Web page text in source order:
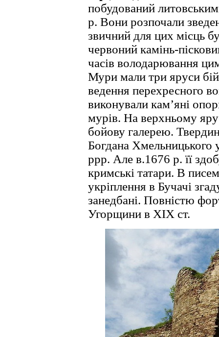
побудований
р. Вони розпочали
звичний для цих місць
червоний камінь-
часів володарювання
Мури мали три яруси
ведення перехресного
виконували кам’яні
мурів. На верхньому
бойову галерею.
Богдана Хмельницького
ррр. Але в.1676 р. її
кримські татари. В
укріплення в Бучачі
занедбані. Повністю
Угорщини в XIX ст.